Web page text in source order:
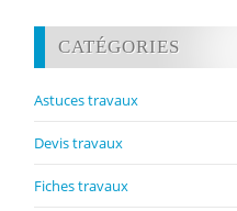
CATÉGORIES
Astuces travaux
Devis travaux
Fiches travaux